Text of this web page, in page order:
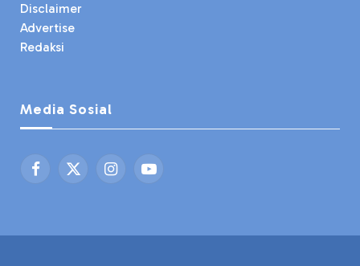
Disclaimer
Advertise
Redaksi
Media Sosial
Facebook
X
InstagramYouTube